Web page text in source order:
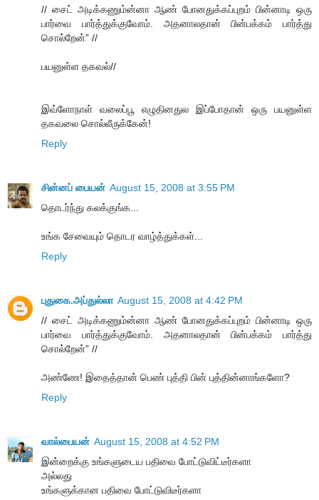
// சைட் அடிக்கணும்ன்னா ஆண் போனதுக்கப்புறம் பின்னாடி ஒரு
பார்வை பார்த்துக்குவோம். அதனாலதான் பின்பக்கம் பார்த்து
சொல்றேன்” //
பயனுள்ள தகவல்//
இவ்ளோநாள் வலைப்பூ எழுதினதுல இப்போதான் ஒரு பயனுள்ள
தகவலை சொல்லீருக்கேன்!
Reply
சின்னப் பையன் August 15, 2008 at 3:55 PM
தொடர்ந்து கலக்குங்க...
உங்க சேவையும் தொடர வாழ்த்துக்கள்...
Reply
புதுகை.அப்துல்லா August 15, 2008 at 4:42 PM
// சைட் அடிக்கணும்ன்னா ஆண் போனதுக்கப்புறம் பின்னாடி ஒரு
பார்வை பார்த்துக்குவோம். அதனாலதான் பின்பக்கம் பார்த்து
சொல்றேன்” //
அண்ணே! இதைத்தான் பெண் புத்தி பின் புத்தின்னாங்களோ?
Reply
வால்பையன் August 15, 2008 at 4:52 PM
இன்றைக்கு உங்களுடைய பதிவை போட்டுவிட்டீர்களா
அல்லது
உங்களுக்கான பதிவை போட்டுவிடீர்களா